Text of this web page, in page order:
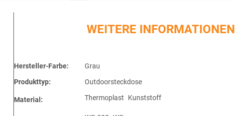
WEITERE INFORMATIONEN
Hersteller-Farbe:
Grau
Produkttyp:
Outdoorsteckdose
Material: Thermoplast Kunststoff